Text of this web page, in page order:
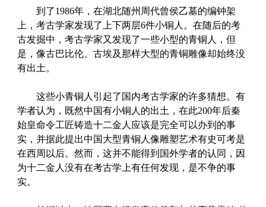
到了1986年，在湖北随州周代曾侯乙墓的编钟架
上，考古学家发现了上下两层6件小铜人。在随后的考
古发掘中，考古学家又发现了一些小型的青铜人，但
是，像古巴比伦、古埃及那样大型的青铜雕像却始终没
有出土。
这些小青铜人引起了国内考古学家的许多猜想。有
学者认为，既然中国有小铜人的出土，在此200年后秦
始皇命令工匠铸造十二金人应该是完全可以办到的事
实，并据此提出中国大型青铜人像雕塑艺术有史可考是
在西周以后。然而，这并不能得到国外学者的认同，因
为十二金人没有在考古学上有任何发现，是不争的事
实。